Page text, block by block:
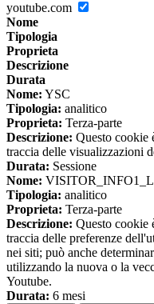
youtube.com
Nome
Tipologia
Proprieta
Descrizione
Durata
Nome: YSC
Tipologia: analitico
Proprieta: Terza-parte
Descrizione: Questo cookie
traccia delle visualizzazioni
Durata: Sessione
Nome:
Tipologia: analitico
Proprieta: Terza-parte
Descrizione: Questo cookie
traccia delle preferenze
nei siti; può anche
utilizzando la nuova o la
Youtube.
Durata: 6 mesi